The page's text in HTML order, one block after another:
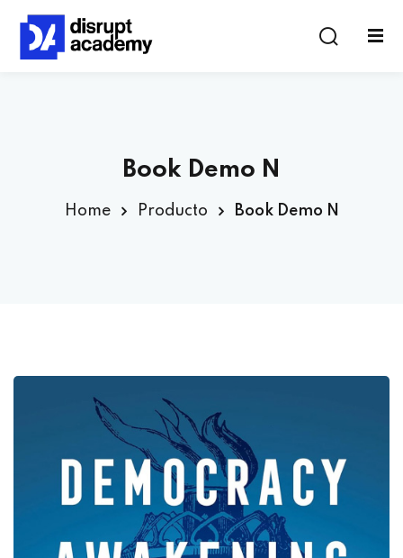
Book Demo N
Home Producto Book Demo N